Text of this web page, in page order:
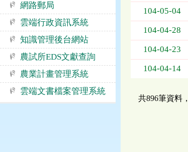
網路郵局
雲端行政資訊系統
知識管理後台網站
農試所EDS文獻查詢
農業計畫管理系統
雲端文書檔案管理系統
104-05-04
104-04-28
104-04-23
104-04-14
共896筆資料